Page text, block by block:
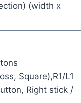
(width x
Square),R1/L1
Right stick /